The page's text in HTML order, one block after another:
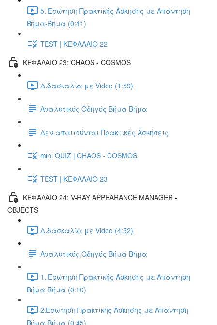
5. Ερώτηση Πρακτικής Άσκησης με Απάντηση
Βήμα-Βήμα (0:41)
TEST | ΚΕΦΑΛΑΙΟ 22
ΚΕΦΑΛΑΙΟ 23: CHAOS - COSMOS
Διδασκαλία με Video (1:59)
Αναλυτικός Οδηγός Βήμα Βήμα
Δεν απαιτούνται Πρακτικές Ασκήσεις
mini QUIZ | CHAOS - COSMOS
TEST | ΚΕΦΑΛΑΙΟ 23
ΚΕΦΑΛΑΙΟ 24: V-RAY APPEARANCE MANAGER -
OBJECTS
Διδασκαλία με Video (4:52)
Αναλυτικός Οδηγός Βήμα Βήμα
1. Ερώτηση Πρακτικής Άσκησης με Απάντηση
Βήμα-Βήμα (0:10)
2.Ερώτηση Πρακτικής Άσκησης με Απάντηση
Βήμα-Βήμα (0:45)